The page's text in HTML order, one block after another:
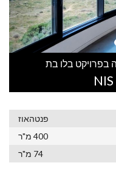
פנטהאוז
400 מ"ר
74 מ"ר